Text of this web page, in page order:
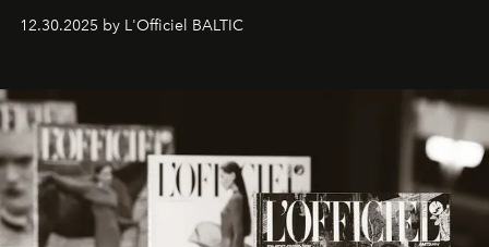
ecosystems.
Sabrina Spinelli
brand strategist with three decades of mastery in luxury,
framework where creativity, commerce, and culture
converge with surgical precision.
12.30.2025 by L'Officiel BALTIC